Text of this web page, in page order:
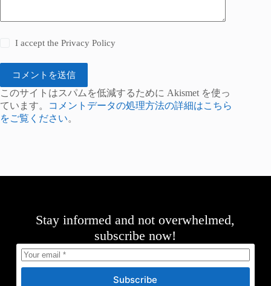
I accept thePrivacy Policy
コメントを送信
このサイトはスパムを低減するために Akismet を使っ
ています。
コメントデータの処理方法の詳細はこちら
をご覧ください。
Stay informed and not overwhelmed,
subscribe now!
Subscribe